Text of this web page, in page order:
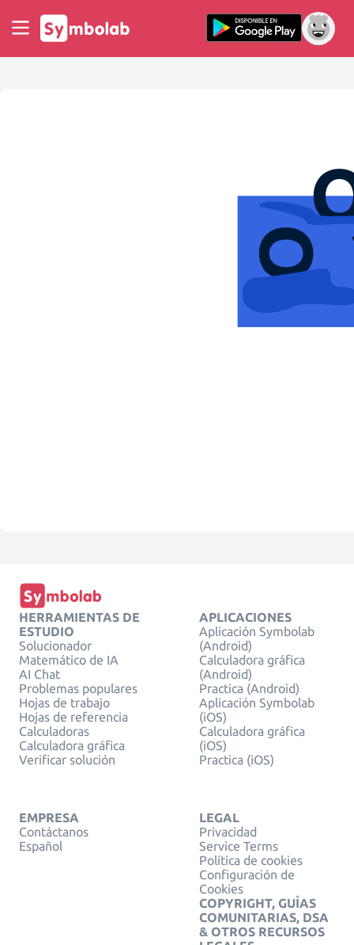
HERRAMIENTAS DE
ESTUDIO
Solucionador
Matemático de IA
AI Chat
Problemas populares
Hojas de trabajo
Hojas de referencia
Calculadoras
Calculadora gráfica
Verificar solución
APLICACIONES
Aplicación Symbolab
(Android)
Calculadora gráfica
(Android)
Practica (Android)
Aplicación Symbolab
(iOS)
Calculadora gráfica
(iOS)
Practica (iOS)
EMPRESA
Contáctanos
Español
LEGAL
Privacidad
Service Terms
Política de cookies
Configuración de
Cookies
COPYRIGHT, GUÍAS
COMUNITARIAS, DSA
& OTROS RECURSOS